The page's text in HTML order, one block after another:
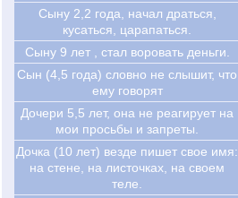
Сыну 2,2 года, начал драться,
кусаться, царапаться.
Сыну 9 лет , стал воровать деньги.
Сын (4,5 года) словно не слышит, что
ему говорят
Дочери 5,5 лет, она не реагирует на
мои просьбы и запреты.
Дочка (10 лет) везде пишет свое имя:
на стене, на листочках, на своем
теле.